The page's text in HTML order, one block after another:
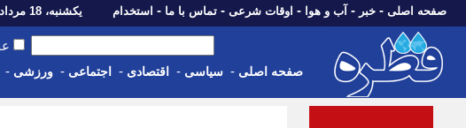
صفحه اصلی - خبر - آب و هوا - اوقات شرعی - تماس با ما - استخدام یکشنبه، 18 مرداد 1405 - Sun, 09th Aug 2026
صفحه اصلی - سیاسی - اقتصادی - اجتماعی - ورزشی -